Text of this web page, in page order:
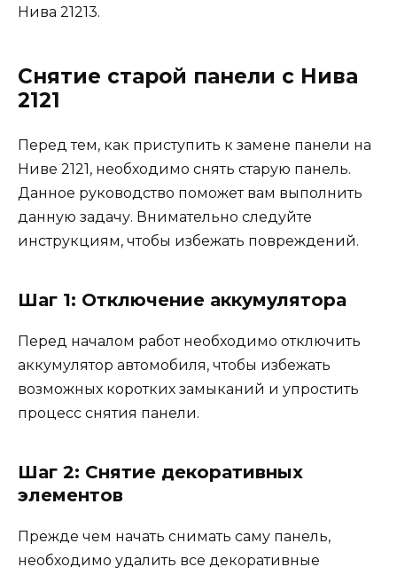
Нива 21213.
Снятие старой панели с Нива
2121
Перед тем, как приступить к замене панели на
Ниве 2121, необходимо снять старую панель.
Данное руководство поможет вам выполнить
данную задачу. Внимательно следуйте
инструкциям, чтобы избежать повреждений.
Шаг 1: Отключение аккумулятора
Перед началом работ необходимо отключить
аккумулятор автомобиля, чтобы избежать
возможных коротких замыканий и упростить
процесс снятия панели.
Шаг 2: Снятие декоративных
элементов
Прежде чем начать снимать саму панель,
необходимо удалить все декоративные